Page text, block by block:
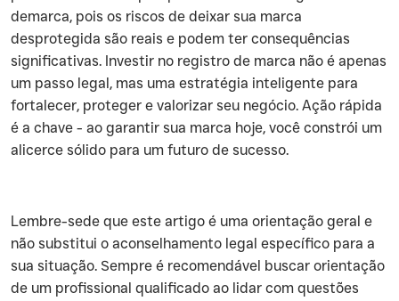
demarca, pois os riscos de deixar sua marca
desprotegida são reais e podem ter consequências
significativas. Investir no registro de marca não é apenas
um passo legal, mas uma estratégia inteligente para
fortalecer, proteger e valorizar seu negócio. Ação rápida
é a chave - ao garantir sua marca hoje, você constrói um
alicerce sólido para um futuro de sucesso.
‍Lembre-sede que este artigo é uma orientação geral e
não substitui o aconselhamento legal específico para a
sua situação. Sempre é recomendável buscar orientação
de um profissional qualificado ao lidar com questões